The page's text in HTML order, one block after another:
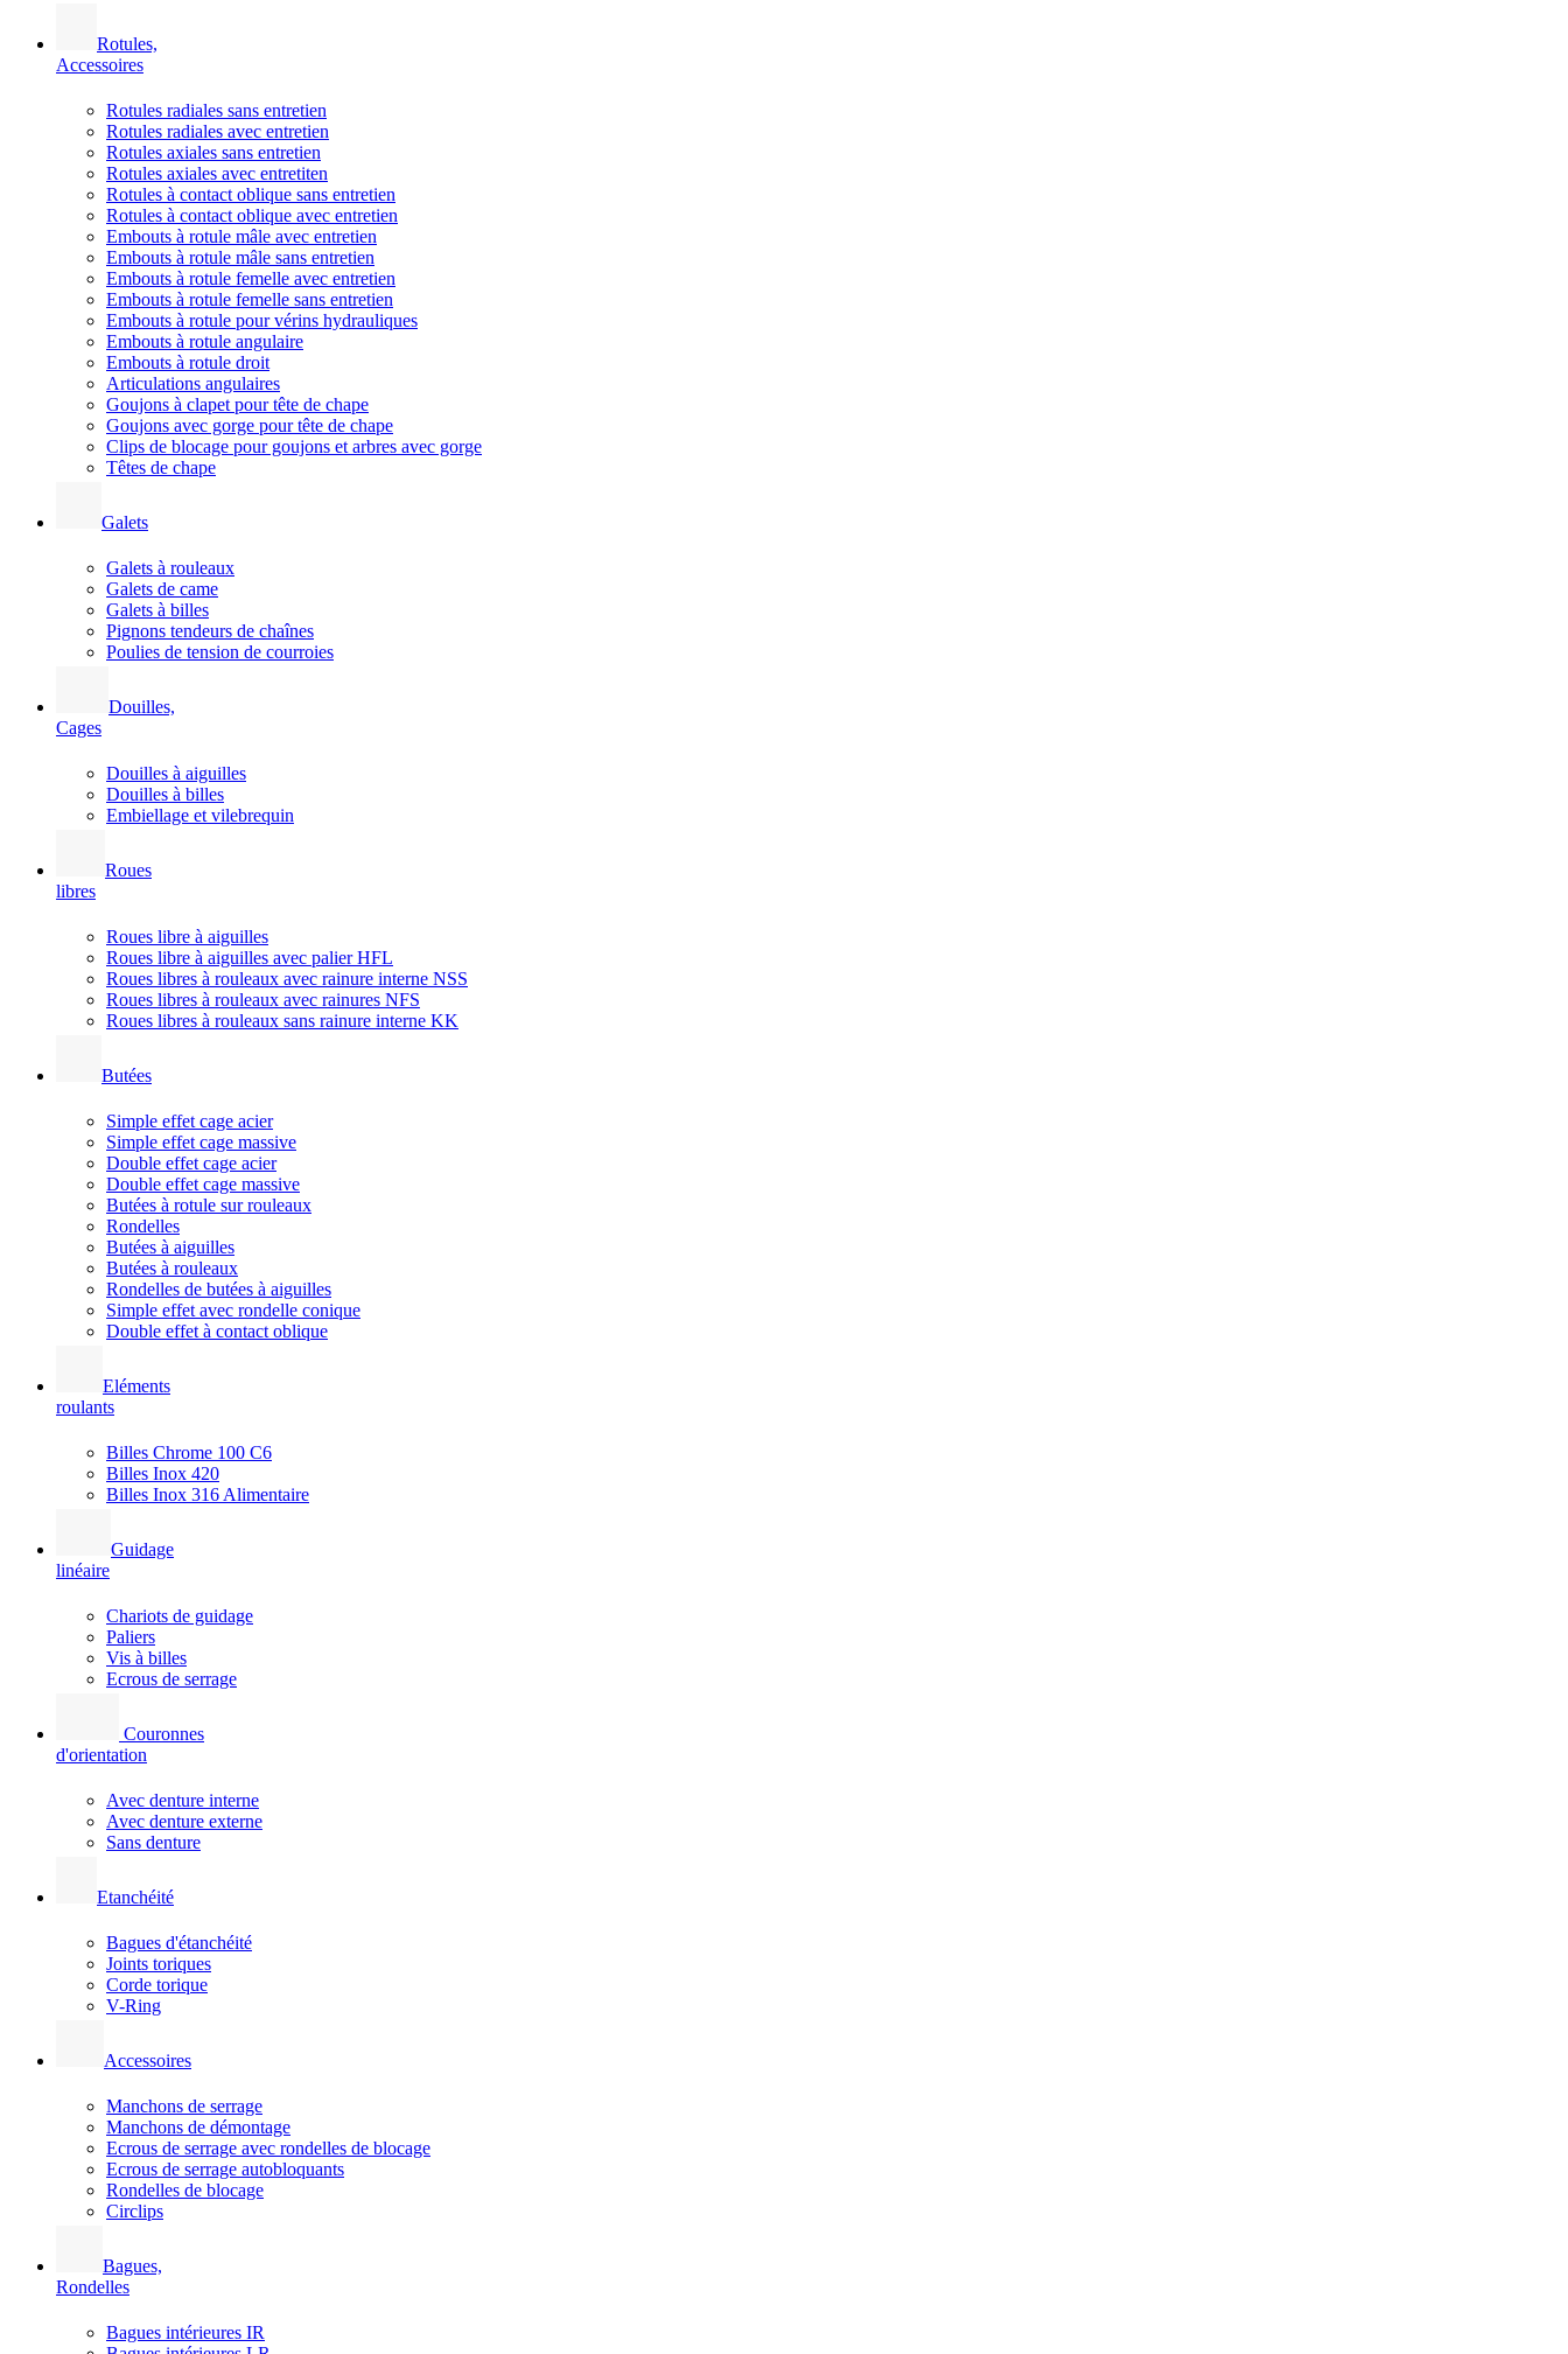
Rotules,
Accessoires
Rotules radiales sans entretien
Rotules radiales avec entretien
Rotules axiales sans entretien
Rotules axiales avec entretiten
Rotules à contact oblique sans entretien
Rotules à contact oblique avec entretien
Embouts à rotule mâle avec entretien
Embouts à rotule mâle sans entretien
Embouts à rotule femelle avec entretien
Embouts à rotule femelle sans entretien
Embouts à rotule pour vérins hydrauliques
Embouts à rotule angulaire
Embouts à rotule droit
Articulations angulaires
Goujons à clapet pour tête de chape
Goujons avec gorge pour tête de chape
Clips de blocage pour goujons et arbres avec gorge
Têtes de chape
Galets
Galets à rouleaux
Galets de came
Galets à billes
Pignons tendeurs de chaînes
Poulies de tension de courroies
Douilles,
Cages
Douilles à aiguilles
Douilles à billes
Embiellage et vilebrequin
Roues
libres
Roues libre à aiguilles
Roues libre à aiguilles avec palier HFL
Roues libres à rouleaux avec rainure interne NSS
Roues libres à rouleaux avec rainures NFS
Roues libres à rouleaux sans rainure interne KK
Butées
Simple effet cage acier
Simple effet cage massive
Double effet cage acier
Double effet cage massive
Butées à rotule sur rouleaux
Rondelles
Butées à aiguilles
Butées à rouleaux
Rondelles de butées à aiguilles
Simple effet avec rondelle conique
Double effet à contact oblique
Eléments
roulants
Billes Chrome 100 C6
Billes Inox 420
Billes Inox 316 Alimentaire
Guidage
linéaire
Chariots de guidage
Paliers
Vis à billes
Ecrous de serrage
Couronnes
d'orientation
Avec denture interne
Avec denture externe
Sans denture
Etanchéité
Bagues d'étanchéité
Joints toriques
Corde torique
V-Ring
Accessoires
Manchons de serrage
Manchons de démontage
Ecrous de serrage avec rondelles de blocage
Ecrous de serrage autobloquants
Rondelles de blocage
Circlips
Bagues,
Rondelles
Bagues intérieures IR